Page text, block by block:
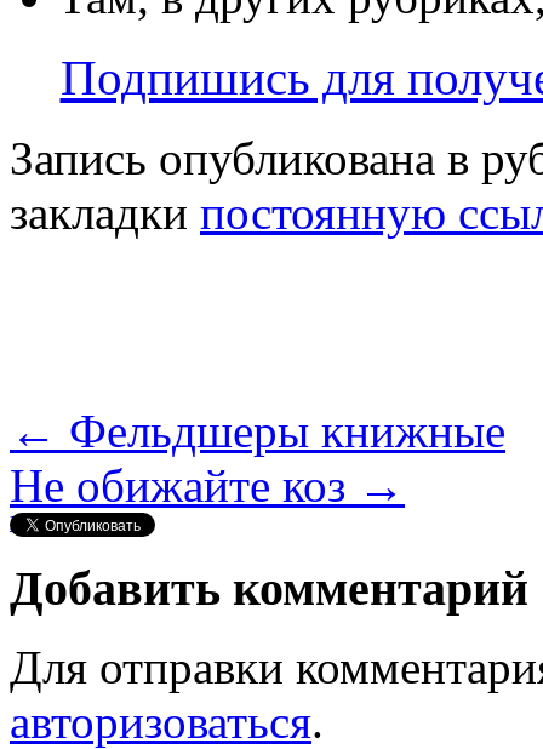
Подпишись для
Запись опубликована в
закладки постоянную
← Фельдшеры книжные
Не обижайте коз →
Нравится
Добавить комментарий
Для отправки
авторизоваться.